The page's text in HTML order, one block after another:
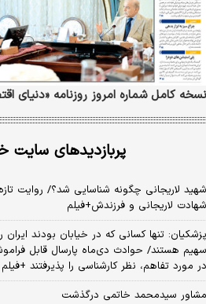
نسخه کامل شماره امروز روزنامه «دنیای‌
پربازدیدهای سایت
شهید لاریجانی چگونه شناسایی شد؟/ روایت
شهادت لاریجانی و فرزندش+فیلم
پزشکیان: تنها کسانی که در خیابان بودند ایران
سهیم هستند/ حوادث دی‌ماه پارسال قابل
در مورد تفاهم، نظر کارشناسی را پذیرفتند +فیلم
مشاور سیدمحمد خاتمی درگذشت